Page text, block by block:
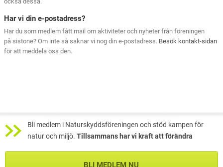
Har vi din e-postadress?
Har du som medlem fått mail om aktiviteter och nyheter från föreningen
på sistone? Om inte så saknar vi nog din e-postadress. Besök kontakt-sidan
för att meddela oss den.
Bli medlem i Naturskyddsföreningen och stöd kampen för
natur och miljö. Tillsammans har vi kraft att förändra
BLI MEDLEM NU